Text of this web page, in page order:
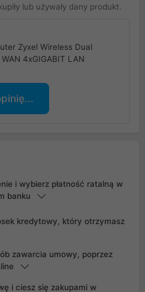
lub używały dany produkt.
Zyxel Wireless Dual
4xGIGABIT LAN
i wybierz płatność ratalną w
banku
kredytowy, który otrzymasz
zawarcia umowy, poprzez
i ciesz się zakupami w